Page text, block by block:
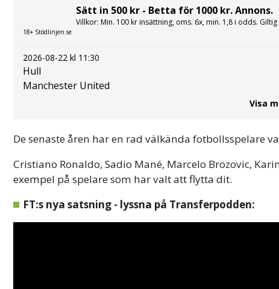
18+ Stödlinjen.se
Sätt in 500 kr - Betta för 1000 kr. Annons.
Villkor: Min. 100 kr insättning, oms. 6x, min. 1,8 i odds.
2026-08-22 kl 11:30
Hull
Manchester United
Visa
De senaste åren har en rad välkända fotbollsspelare
Cristiano Ronaldo, Sadio Mané, Marcelo Brozovic,
exempel på spelare som har valt att flytta dit.
FT:s nya satsning - lyssna på Transferpodden: